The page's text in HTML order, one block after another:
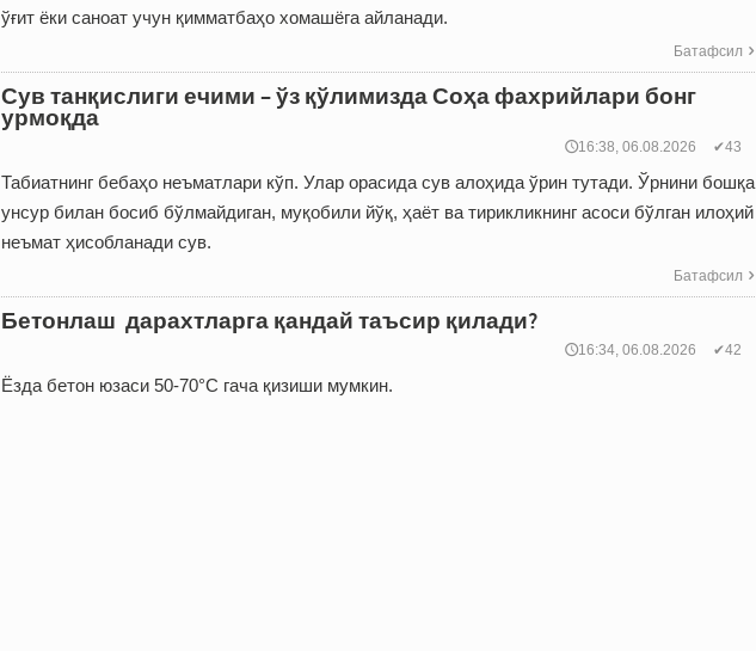
ўғит ёки саноат учун қимматбаҳо хомашёга айланади.
Батафсил 
Сув танқислиги ечими – ўз қўлимизда Соҳа фахрийлари бонг
урмоқда
🕔16:38, 06.08.2026 ✔43
Табиатнинг бебаҳо неъматлари кўп. Улар орасида сув алоҳида ўрин тутади. Ўрнини бошқа
унсур билан босиб бўлмайдиган, муқобили йўқ, ҳаёт ва тирикликнинг асоси бўлган илоҳий
неъмат ҳисобланади сув.
Батафсил 
Бетонлаш дарахтларга қандай таъсир қилади?
🕔16:34, 06.08.2026 ✔42
Ёзда бетон юзаси 50-70°C гача қизиши мумкин.